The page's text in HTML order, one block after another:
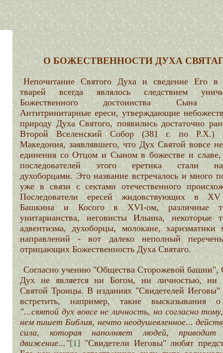
О БОЖЕСТВЕННОСТИ ДУХА
Непочитание Святого Духа и сведение Его в
тварей всегда являлось следствием
Божественного достоинства Сына
Антитринитарные ереси, утверждающие
природу Духа Святого, появились достаточно
Второй Вселенский Собор (381 г. по Р.Х.)
Македония, заявлявшего, что Дух Святой вовсе
единения со Отцом и Сыном в божестве и славе,
последователей этого еретика стали
духоборцами. Это название встречалось и много
уже в связи с сектами отечественного
Последователи ересей жидовствующих в
Башкина и Косого в XVI-ом, различные
унитарианства, иеговисты Ильина, некоторые
адвентизма, духоборцы, молокане, харизматики
направлений - вот далеко неполный
отрицающих Божественность Духа Святаго.
Согласно учению "Общества Сторожевой башни",
Дух не является ни Богом, ни личностью, ни
Святой Троицы. В изданиях "Свидетелей
встретить, например, такие высказывания
"...святой дух вовсе не личность, но согласно
нем пишет Библия, нечто неодушевленное...
сила, которая наполняет людей,
движение..."[1] "Свидетели Иеговы" любят